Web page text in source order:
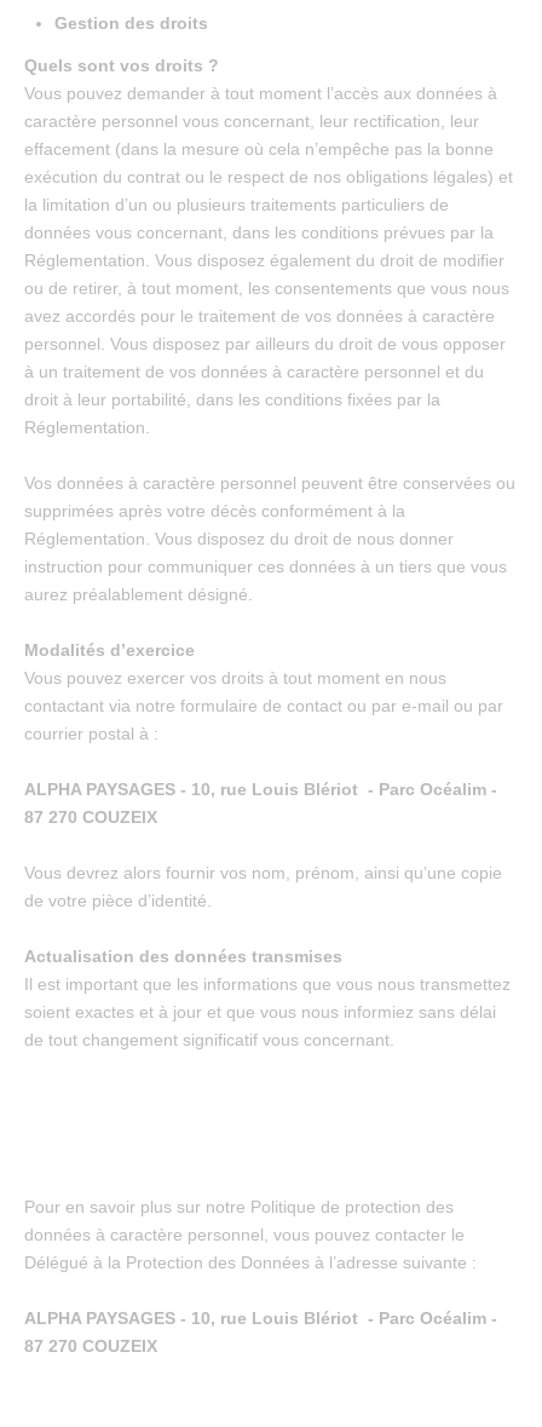
Gestion des droits
Quels sont vos droits ?
Vous pouvez demander à tout moment l’accès aux données à
caractère personnel vous concernant, leur rectification, leur
effacement (dans la mesure où cela n’empêche pas la bonne
exécution du contrat ou le respect de nos obligations légales) et
la limitation d’un ou plusieurs traitements particuliers de
données vous concernant, dans les conditions prévues par la
Réglementation. Vous disposez également du droit de modifier
ou de retirer, à tout moment, les consentements que vous nous
avez accordés pour le traitement de vos données à caractère
personnel. Vous disposez par ailleurs du droit de vous opposer
à un traitement de vos données à caractère personnel et du
droit à leur portabilité, dans les conditions fixées par la
Réglementation.
Vos données à caractère personnel peuvent être conservées ou
supprimées après votre décès conformément à la
Réglementation. Vous disposez du droit de nous donner
instruction pour communiquer ces données à un tiers que vous
aurez préalablement désigné.
Modalités d’exercice
Vous pouvez exercer vos droits à tout moment en nous
contactant via notre formulaire de contact ou par e-mail ou par
courrier postal à :
ALPHA PAYSAGES - 10, rue Louis Blériot - Parc Océalim -
87 270 COUZEIX
Vous devrez alors fournir vos nom, prénom, ainsi qu’une copie
de votre pièce d’identité.
Actualisation des données transmises
Il est important que les informations que vous nous transmettez
soient exactes et à jour et que vous nous informiez sans délai
de tout changement significatif vous concernant.
Pour en savoir plus sur notre Politique de protection des
données à caractère personnel, vous pouvez contacter le
Délégué à la Protection des Données à l’adresse suivante :
ALPHA PAYSAGES - 10, rue Louis Blériot - Parc Océalim -
87 270 COUZEIX